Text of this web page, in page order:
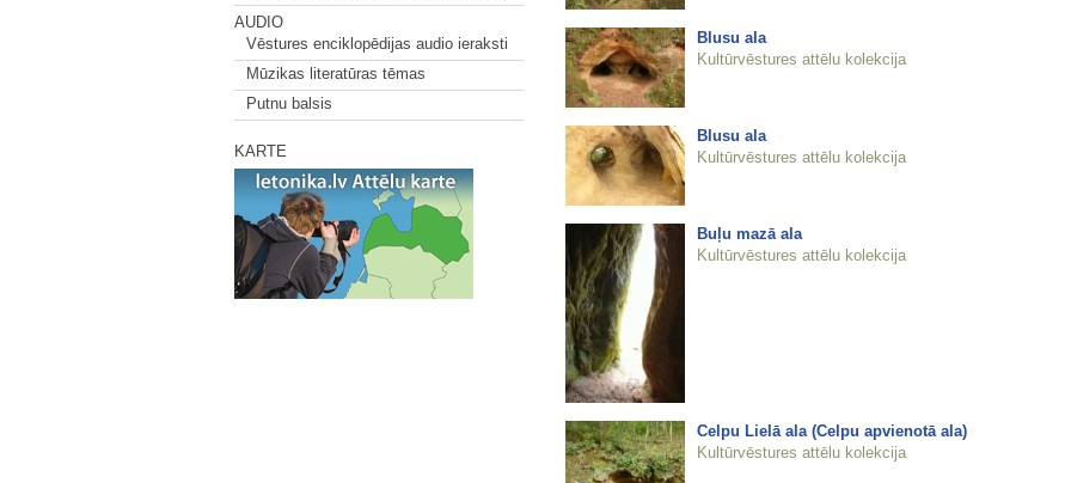
AUDIO
Vēstures enciklopēdijas audio ieraksti
Mūzikas literatūras tēmas
Putnu balsis
KARTE
Blusu ala
Kultūrvēstures attēlu kolekcija
Blusu ala
Kultūrvēstures attēlu kolekcija
Buļu mazā ala
Kultūrvēstures attēlu kolekcija
Celpu Lielā ala (Celpu apvienotā ala)
Kultūrvēstures attēlu kolekcija